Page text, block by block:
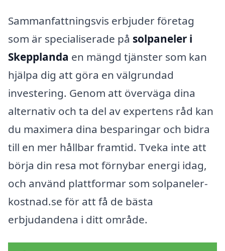
Sammanfattningsvis erbjuder företag
som är specialiserade på solpaneler i
Skepplanda en mängd tjänster som kan
hjälpa dig att göra en välgrundad
investering. Genom att överväga dina
alternativ och ta del av expertens råd kan
du maximera dina besparingar och bidra
till en mer hållbar framtid. Tveka inte att
börja din resa mot förnybar energi idag,
och använd plattformar som solpaneler-
kostnad.se för att få de bästa
erbjudandena i ditt område.